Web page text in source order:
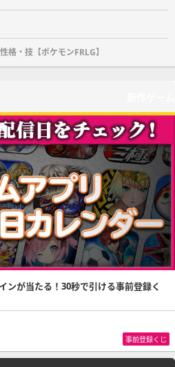
格・技【ポケモンFRLG】
ンが当たる！30秒で引ける事前登録く
事前登録くじ